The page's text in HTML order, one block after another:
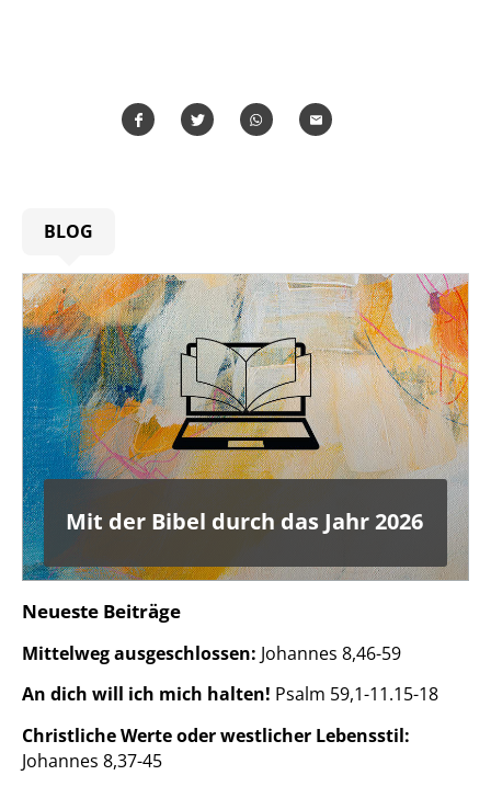
BLOG
Mit der Bibel durch das Jahr 2026
Neueste Beiträge
Mittelweg ausgeschlossen: Johannes 8,46-59
An dich will ich mich halten! Psalm 59,1-11.15-18
Christliche Werte oder westlicher Lebensstil:
Johannes 8,37-45